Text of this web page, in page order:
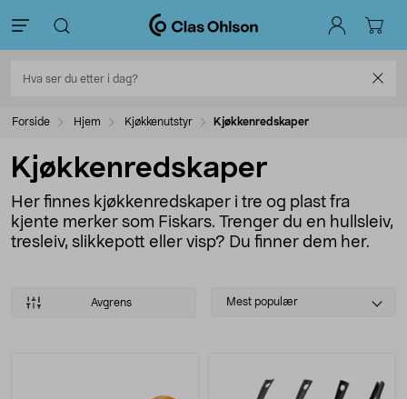
Forside Hjem Kjøkkenutstyr Kjøkkenredskaper
Kjøkkenredskaper
Her finnes kjøkkenredskaper i tre og plast fra
kjente merker som Fiskars. Trenger du en hullsleiv,
tresleiv, slikkepott eller visp? Du finner dem her.
Avgrens
Select
Mest populær